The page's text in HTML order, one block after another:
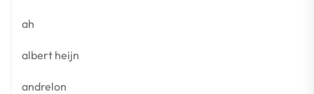
ah
albert heijn
andrelon